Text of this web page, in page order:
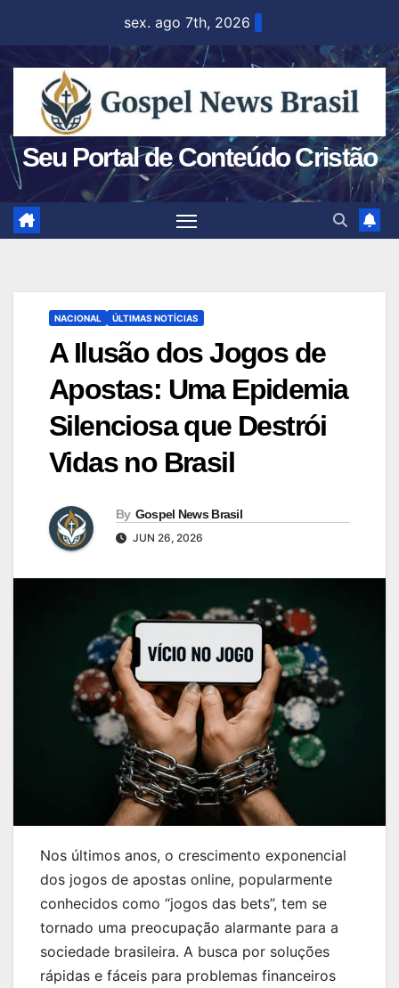
content
sex. ago 7th, 2026
Seu Portal de Conteúdo Cristão
NACIONAL ÚLTIMAS NOTÍCIAS
A Ilusão dos Jogos de
Apostas: Uma Epidemia
Silenciosa que Destrói
Vidas no Brasil
By Gospel News Brasil
JUN 26, 2026
Nos últimos anos, o crescimento exponencial
dos jogos de apostas online, popularmente
conhecidos como “jogos das bets”, tem se
tornado uma preocupação alarmante para a
sociedade brasileira. A busca por soluções
rápidas e fáceis para problemas financeiros